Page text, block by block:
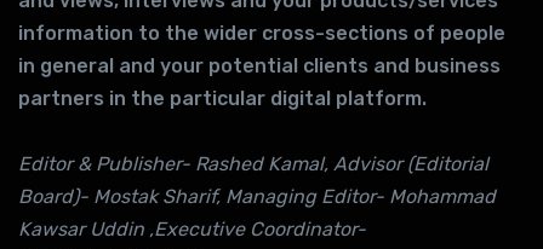
information to the wider cross-sections of people
in general and your potential clients and business
partners in the particular digital platform.
Editor & Publisher- Rashed Kamal, Advisor (Editorial
Board)- Mostak Sharif, Managing Editor- Mohammad
Kawsar Uddin ,Executive Coordinator-